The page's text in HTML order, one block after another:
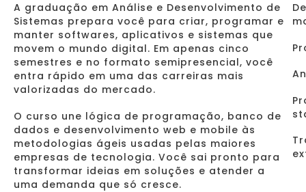
A graduação em Análise e Desenvolvimento de
Sistemas prepara você para criar, programar e
manter softwares, aplicativos e sistemas que
movem o mundo digital. Em apenas cinco
semestres e no formato semipresencial, você
entra rápido em uma das carreiras mais
valorizadas do mercado.
O curso une lógica de programação, banco de
dados e desenvolvimento web e mobile às
metodologias ágeis usadas pelas maiores
empresas de tecnologia. Você sai pronto para
transformar ideias em soluções e atender a
uma demanda que só cresce.